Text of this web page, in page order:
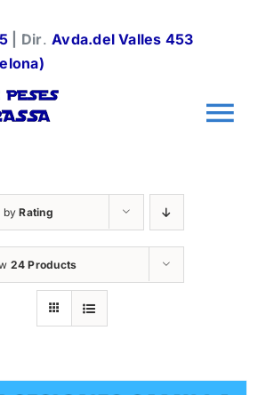
| Dir. Avda.del Valles 453
byRating
24 Products